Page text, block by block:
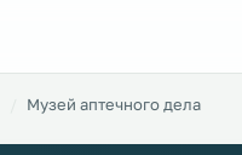
Музей аптечного дела